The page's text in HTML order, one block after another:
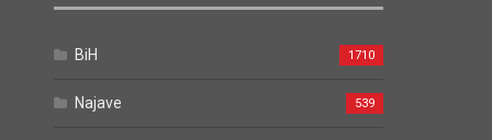
BiH 1710
Najave 539